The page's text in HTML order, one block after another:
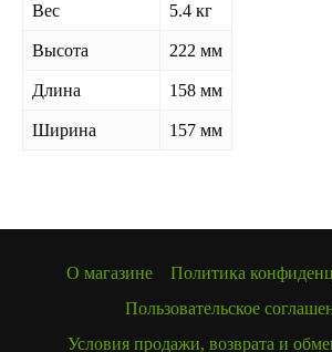
Вес 5.4 кг
Высота 222 мм
Длина 158 мм
Ширина 157 мм
О магазине
Политика
Пользовательское
Условия продажи, возврата и